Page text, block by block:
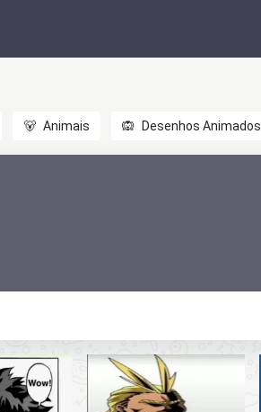
🐻 Animais 🙉 Desenhos Animados